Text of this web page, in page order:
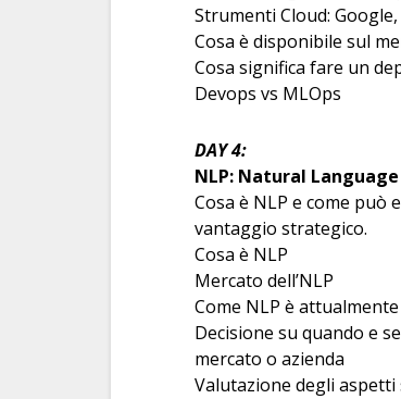
Strumenti Cloud:
Cosa è disponibile sul
Cosa significa fare un
Devops vs MLOps
DAY 4:
NLP: Natural
Cosa è NLP e come
vantaggio strategico.
Cosa è NLP
Mercato dell’NLP
Come NLP è
Decisione su quando e
mercato o azienda
Valutazione degli